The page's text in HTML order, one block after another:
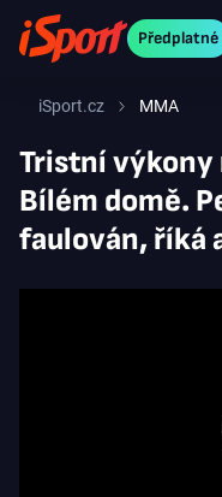
Předplatné
iSport.cz MMA
Tristní výkony
Bílém domě.
faulován, říká